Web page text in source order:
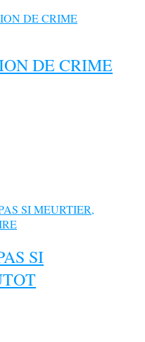
DE CRIME
SI